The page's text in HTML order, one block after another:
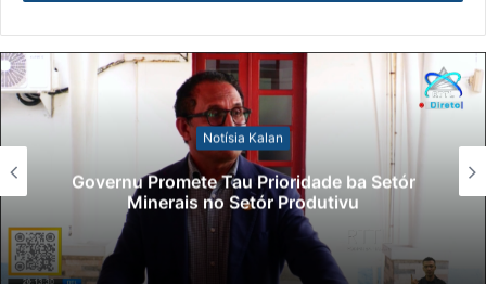
Notísia Kalan
Governu Promete Tau Prioridade ba Setór
Minerais no Setór Produtivu